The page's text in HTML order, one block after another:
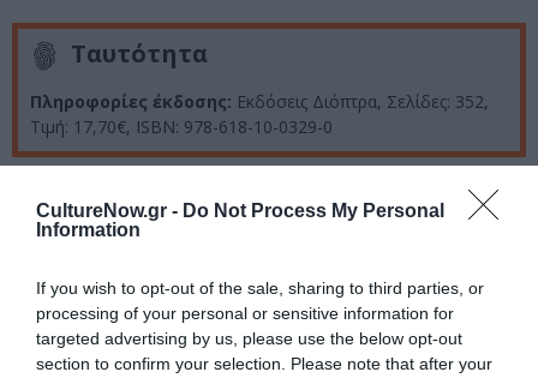
CultureNow.gr - Do Not Process My Personal
Information
If you wish to opt-out of the sale, sharing to third parties, or
processing of your personal or sensitive information for
targeted advertising by us, please use the below opt-out
section to confirm your selection. Please note that after your
Ταυτότητα
Πληροφορίες έκδοσης: Εκδόσεις Διόπτρα, Σελίδες: 352,
Τιμή: 17,70€, ISBN: 978-618-10-0329-0
Google Newsκαι
μάθετε πρώτοι όλες τις ειδήσεις
Δείτε όλα τα
τελευταία νέα
για την Τέχνη και τον
Πολιτισμό στοCulturenow.gr
Νέοι Διαγωνισμοί❯